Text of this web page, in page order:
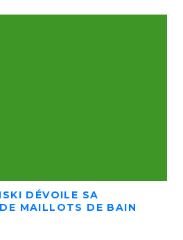
DÉVOILE SA
MAILLOTS DE BAIN